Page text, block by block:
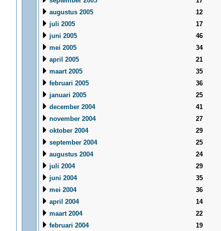
augustus 2005
12
juli 2005
17
juni 2005
46
mei 2005
34
april 2005
21
maart 2005
35
februari 2005
36
januari 2005
25
december 2004
41
november 2004
27
oktober 2004
29
september 2004
25
augustus 2004
24
juli 2004
29
juni 2004
35
mei 2004
36
april 2004
14
maart 2004
22
februari 2004
19